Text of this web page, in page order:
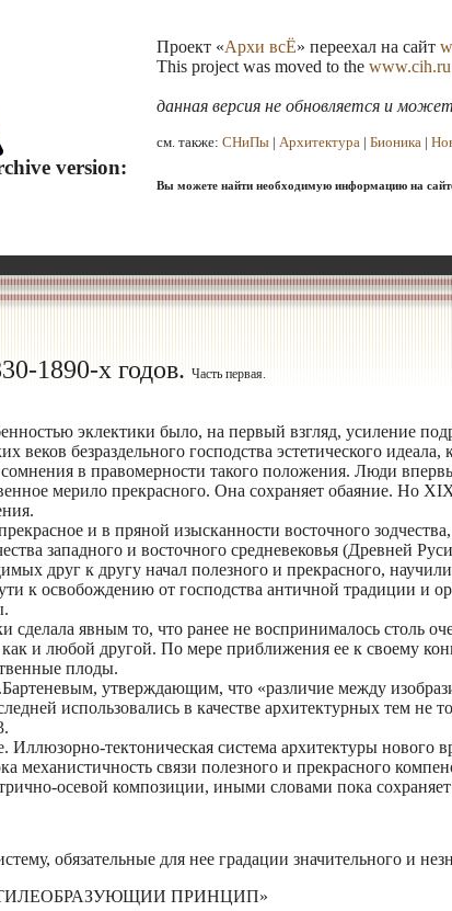
version:
Проект «Архи всЁ» переехал на сайт
This project was moved to the www.cih.ru
данная версия не обновляется и
см. также: СНиПы | Архитектура | Бионика |
Вы можете найти необходимую информацию на
1890-х годов. Часть первая.
эклектики было, на первый взгляд, усиление
веков безраздельного господства эстетического
в правомерности такого положения. Люди
мерило прекрасного. Она сохраняет обаяние. Но
и в пряной изысканности восточного
западного и восточного средневековья (Древней
друг к другу начал полезного и прекрасного,
к освобождению от господства античной традиции и
сделала явным то, что ранее не воспринималось столь
и любой другой. По мере приближения ее к своему
плоды.
утверждающим, что «различие между
использовались в качестве архитектурных тем
Иллюзорно-тектоническая система архитектуры нового
механистичность связи полезного и прекрасного
осевой композиции, иными словами пока
обязательные для нее градации значительного и
ПРИНЦИП»